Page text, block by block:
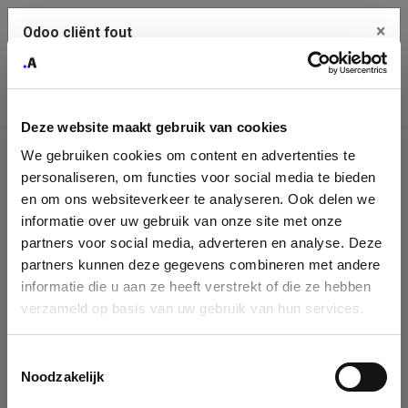
Deze website maakt gebruik van cookies
We gebruiken cookies om content en advertenties te
personaliseren, om functies voor social media te bieden
en om ons websiteverkeer te analyseren. Ook delen we
informatie over uw gebruik van onze site met onze
partners voor social media, adverteren en analyse. Deze
partners kunnen deze gegevens combineren met andere
informatie die u aan ze heeft verstrekt of die ze hebben
verzameld op basis van uw gebruik van hun services.
Noodzakelijk
Identificatie
onderneming
Please fill in your company details
You can search a company in our database by name, VAT or
enterprise ID. When a company is selected it will auto-complete the
form. If you don't find your company in our database, you can create
Odoo cliënt fout ×
klembord
Je dient de kopieer knop te gebruiken om de fout te melden
aan support.
Bekijk details